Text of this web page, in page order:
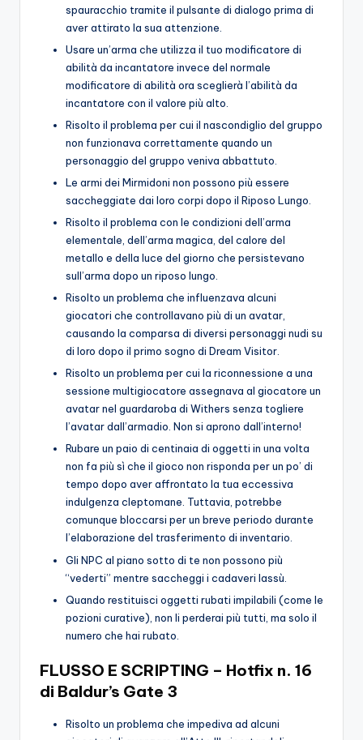
spauracchio tramite il pulsante di dialogo prima di
aver attirato la sua attenzione.
Usare un’arma che utilizza il tuo modificatore di
abilità da incantatore invece del normale
modificatore di abilità ora sceglierà l’abilità da
incantatore con il valore più alto.
Risolto il problema per cui il nascondiglio del gruppo
non funzionava correttamente quando un
personaggio del gruppo veniva abbattuto.
Le armi dei Mirmidoni non possono più essere
saccheggiate dai loro corpi dopo il Riposo Lungo.
Risolto il problema con le condizioni dell’arma
elementale, dell’arma magica, del calore del
metallo e della luce del giorno che persistevano
sull’arma dopo un riposo lungo.
Risolto un problema che influenzava alcuni
giocatori che controllavano più di un avatar,
causando la comparsa di diversi personaggi nudi su
di loro dopo il primo sogno di Dream Visitor.
Risolto un problema per cui la riconnessione a una
sessione multigiocatore assegnava al giocatore un
avatar nel guardaroba di Withers senza togliere
l’avatar dall’armadio. Non si aprono dall’interno!
Rubare un paio di centinaia di oggetti in una volta
non fa più sì che il gioco non risponda per un po’ di
tempo dopo aver affrontato la tua eccessiva
indulgenza cleptomane. Tuttavia, potrebbe
comunque bloccarsi per un breve periodo durante
l’elaborazione del trasferimento di inventario.
Gli NPC al piano sotto di te non possono più
“vederti” mentre saccheggi i cadaveri lassù.
Quando restituisci oggetti rubati impilabili (come le
pozioni curative), non li perderai più tutti, ma solo il
numero che hai rubato.
FLUSSO E SCRIPTING – Hotfix n. 16
di Baldur’s Gate 3
Risolto un problema che impediva ad alcuni